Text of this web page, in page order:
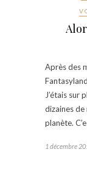
Après des
J’étais sur
dizaines de
planète.
1 décembre